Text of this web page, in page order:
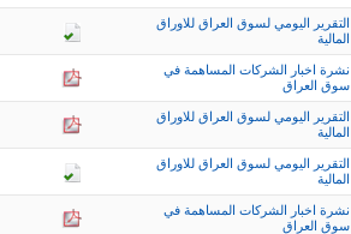
التقرير اليومي لسوق العراق للاوراق
المالية
نشرة اخبار الشركات المساهمة في
سوق العراق
التقرير اليومي لسوق العراق للاوراق
المالية
التقرير اليومي لسوق العراق للاوراق
المالية
نشرة اخبار الشركات المساهمة في
سوق العراق